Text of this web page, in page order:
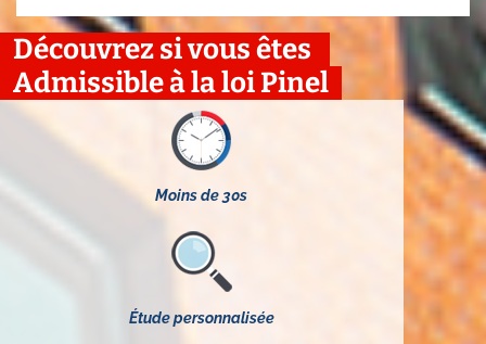
Découvrez si vous êtes
Admissible à la loi Pinel
Moins de 30s
Étude personnalisée